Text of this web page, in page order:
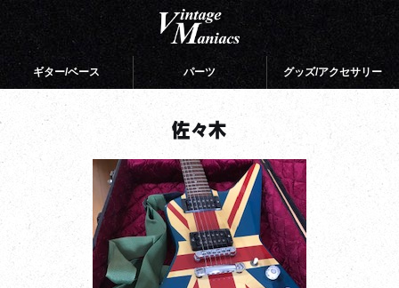
ギター/ベース パーツ グッズ/アクセサリー
佐々木